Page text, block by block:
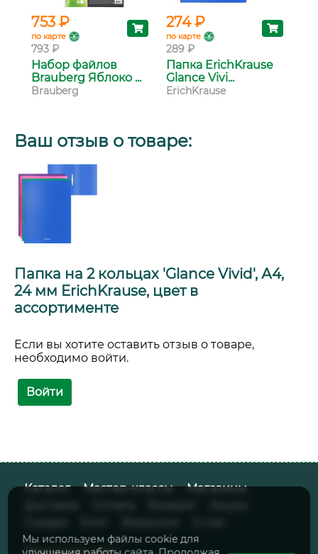
753 ₽
по карте
793 ₽
Набор файлов
Brauberg Яблоко ...
Brauberg
274 ₽
по карте
289 ₽
Папка ErichKrause
Glance Vivi...
ErichKrause
Ваш отзыв о товаре:
Папка на 2 кольцах 'Glance Vivid', А4,
24 мм ErichKrause, цвет в
ассортименте
Если вы хотите оставить отзыв о товаре,
необходимо войти.
Войти
Каталог Мастер-классы
Магазины
Мы используем файлы cookie для